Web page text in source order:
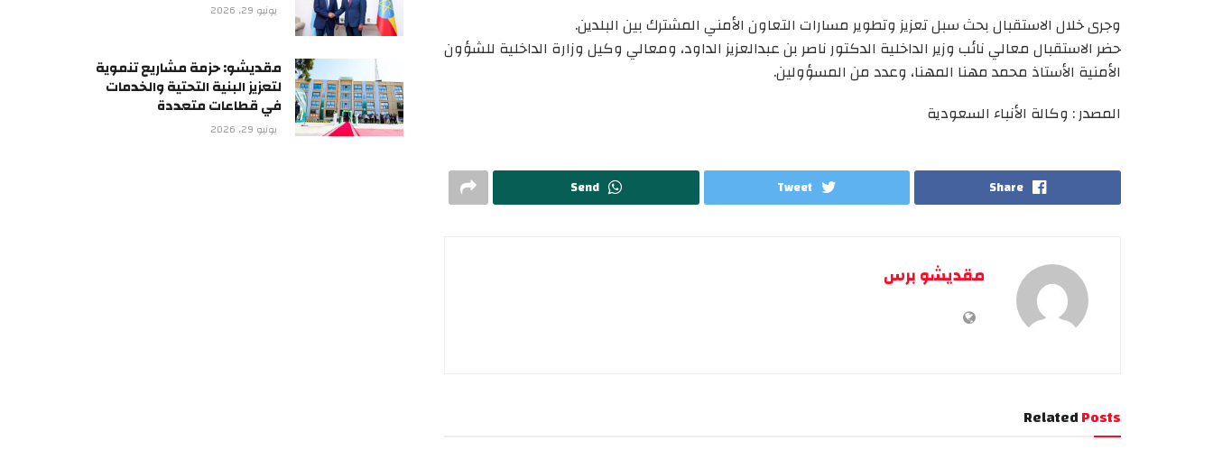
وجرى خلال الاستقبال بحث سبل تعزيز وتطوير مسارات التعاون الأمني المشترك بين البلدين.
حضر الاستقبال معالي نائب وزير الداخلية الدكتور ناصر بن عبدالعزيز الداود، ومعالي وكيل وزارة الداخلية للشؤون
الأمنية الأستاذ محمد مهنا المهنا، وعدد من المسؤولين.
المصدر : وكالة الأنباء السعودية
Share
Tweet
Send
مقديشو برس
RelatedPosts
يونيو 29, 2026
مقديشو: حزمة مشاريع تنموية
لتعزيز البنية التحتية والخدمات
في قطاعات متعددة
يونيو 29, 2026